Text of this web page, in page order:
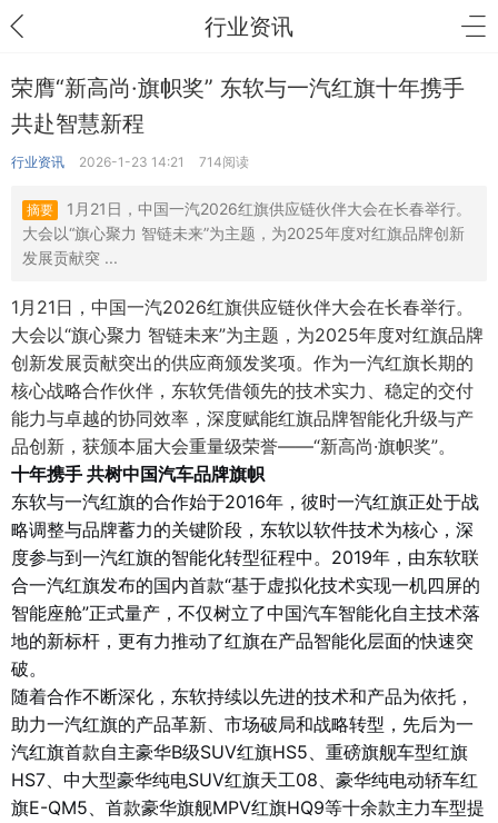
行业资讯
荣膺“新高尚·旗帜奖” 东软与一汽红旗十年携手
共赴智慧新程
行业资讯 2026-1-23 14:21 714阅读
摘要
1月21日，中国一汽2026红旗供应链伙伴大会在长春举行。
大会以“旗心聚力 智链未来”为主题，为2025年度对红旗品牌创新
发展贡献突 ...
1月21日，中国一汽2026红旗供应链伙伴大会在长春举行。
大会以“旗心聚力 智链未来”为主题，为2025年度对红旗品牌
创新发展贡献突出的供应商颁发奖项。作为一汽红旗长期的
核心战略合作伙伴，东软凭借领先的技术实力、稳定的交付
能力与卓越的协同效率，深度赋能红旗品牌智能化升级与产
品创新，获颁本届大会重量级荣誉——“新高尚·旗帜奖”。
十年携手 共树中国汽车品牌旗帜
东软与一汽红旗的合作始于2016年，彼时一汽红旗正处于战
略调整与品牌蓄力的关键阶段，东软以软件技术为核心，深
度参与到一汽红旗的智能化转型征程中。2019年，由东软联
合一汽红旗发布的国内首款“基于虚拟化技术实现一机四屏的
智能座舱”正式量产，不仅树立了中国汽车智能化自主技术落
地的新标杆，更有力推动了红旗在产品智能化层面的快速突
破。
随着合作不断深化，东软持续以先进的技术和产品为依托，
助力一汽红旗的产品革新、市场破局和战略转型，先后为一
汽红旗首款自主豪华B级SUV红旗HS5、重磅旗舰车型红旗
HS7、中大型豪华纯电SUV红旗天工08、豪华纯电动轿车红
旗E-QM5、首款豪华旗舰MPV红旗HQ9等十余款主力车型提